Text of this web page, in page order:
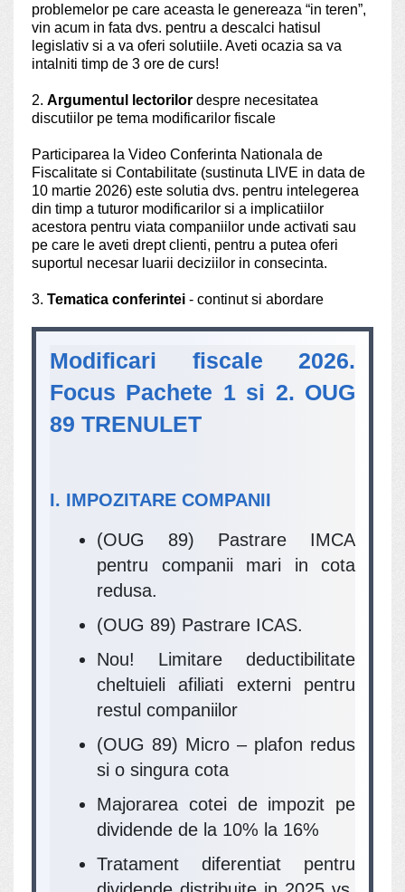
problemelor pe care aceasta le genereaza “in teren”,
vin acum in fata dvs. pentru a descalci hatisul
legislativ si a va oferi solutiile. Aveti ocazia sa va
intalniti timp de 3 ore de curs!
2. Argumentul lectorilor despre necesitatea
discutiilor pe tema modificarilor fiscale
Participarea la Video Conferinta Nationala de
Fiscalitate si Contabilitate (sustinuta LIVE in data de
10 martie 2026) este solutia dvs. pentru intelegerea
din timp a tuturor modificarilor si a implicatiilor
acestora pentru viata companiilor unde activati sau
pe care le aveti drept clienti, pentru a putea oferi
suportul necesar luarii deciziilor in consecinta.
3. Tematica conferintei - continut si abordare
Modificari fiscale 2026.
Focus Pachete 1 si 2. OUG
89 TRENULET
I. IMPOZITARE COMPANII
(OUG 89) Pastrare IMCA
pentru companii mari in cota
redusa.
(OUG 89) Pastrare ICAS.
Nou! Limitare deductibilitate
cheltuieli afiliati externi pentru
restul companiilor
(OUG 89) Micro – plafon redus
si o singura cota
Majorarea cotei de impozit pe
dividende de la 10% la 16%
Tratament diferentiat pentru